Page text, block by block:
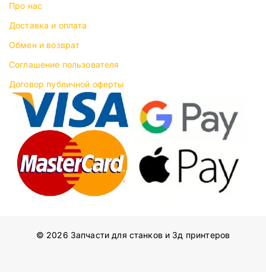
Про нас
Доставка и оплата
Обмен и возврат
Соглашение пользователя
Договор публичной оферты
© 2026 Запчасти для станков и 3д принтеров